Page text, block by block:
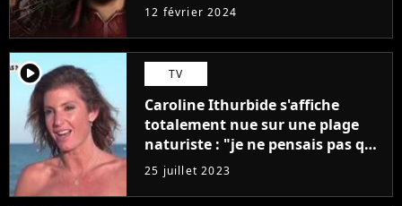
12 février 2024
player2 TV
Caroline Ithurbide s'affiche
totalement nue sur une plage
naturiste : "je ne pensais pas que
j'arriverais à le faire..."
25 juillet 2023